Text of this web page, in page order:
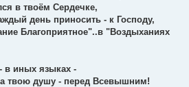
в твоём Сердечке,
день приносить - к Господу,
Благоприятное"..в "Воздыханиях
в иных языках -
твою душу - перед Всевышним!